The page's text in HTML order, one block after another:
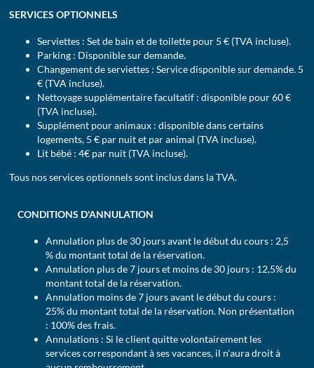
SERVICES OPTIONNELS
Serviettes : Set de bain et de toilette pour 5 € (TVA incluse).
Parking : Disponible sur demande.
Changement de serviettes : Service disponible sur demande. 5
€ (TVA incluse).
Nettoyage supplémentaire facultatif : disponible pour 60 €
(TVA incluse).
Supplément pour animaux : disponible dans certains
logements, 5 € par nuit et par animal (TVA incluse).
Lit bébé : 4€ par nuit (TVA incluse).
Tous nos services optionnels sont inclus dans la TVA.
CONDITIONS D'ANNULATION
Annulation plus de 30 jours avant le début du cours : 2,5
% du montant total de la réservation.
Annulation plus de 7 jours et moins de 30 jours : 12,5% du
montant total de la réservation.
Annulation moins de 7 jours avant le début du cours :
25% du montant total de la réservation. Non présentation
: 100% des frais.
Annulations : Si le client quitte volontairement les
services correspondant à ses vacances, il n'aura droit à